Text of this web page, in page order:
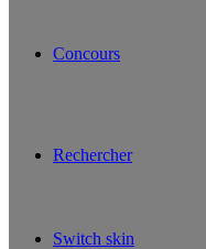
Concours
Rechercher
Switch skin